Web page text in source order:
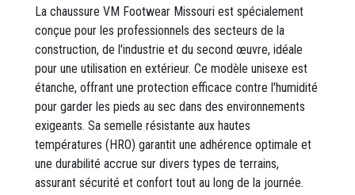
La chaussure VM Footwear Missouri est spécialement
conçue pour les professionnels des secteurs de la
construction, de l'industrie et du second œuvre, idéale
pour une utilisation en extérieur. Ce modèle unisexe est
étanche, offrant une protection efficace contre l'humidité
pour garder les pieds au sec dans des environnements
exigeants. Sa semelle résistante aux hautes
températures (HRO) garantit une adhérence optimale et
une durabilité accrue sur divers types de terrains,
assurant sécurité et confort tout au long de la journée.